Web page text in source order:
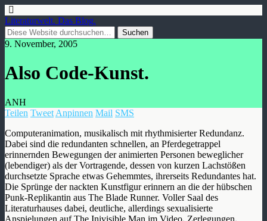
Literaturwelt. Das Blog.
9. November, 2005
Also Code-Kunst.
ANH
Teilen Tweet Anpinnen Mail SMS
Computeranimation, musikalisch mit rhythmisierter Redundanz.
Dabei sind die redundanten schnellen, an Pferdegetrappel
erinnernden Bewegungen der animierten Personen beweglicher
(lebendiger) als der Vortragende, dessen von kurzen Lachstößen
durchsetzte Sprache etwas Gehemmtes, ihrerseits Redundantes hat.
Die Sprünge der nackten Kunstfigur erinnern an die der hübschen
Punk-Replikantin aus The Blade Runner. Voller Saal des
Literaturhauses dabei, deutliche, allerdings sexualisierte
Anspielungen auf The Inivisible Man im Video, Zerlegungen.